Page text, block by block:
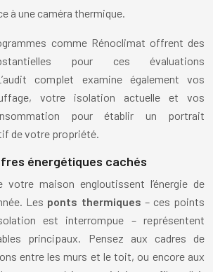
à une caméra thermique.
comme Rénoclimat offrent des
pour ces évaluations
complet examine également vos
votre isolation actuelle et vos
pour établir un portrait
de votre propriété.
énergétiques cachés
votre maison engloutissent l’énergie de
Les ponts thermiques – ces points
est interrompue – représentent
principaux. Pensez aux cadres de
entre les murs et le toit, ou encore aux